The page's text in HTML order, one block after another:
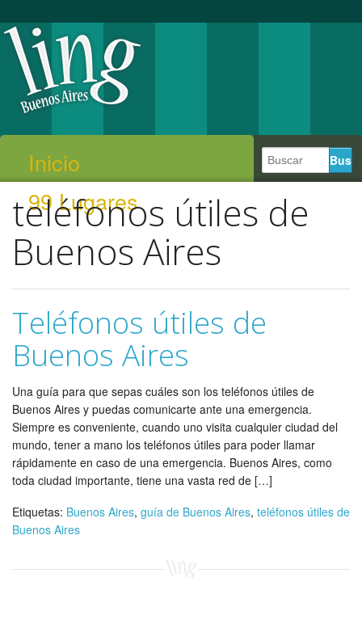
Inicio
99 Lugares
teléfonos útiles de
Buenos Aires
Teléfonos útiles de
Buenos Aires
Una guía para que sepas cuáles son los teléfonos útiles de
Buenos Aires y puedas comunicarte ante una emergencia.
Siempre es conveniente, cuando uno visita cualquier ciudad del
mundo, tener a mano los teléfonos útiles para poder llamar
rápidamente en caso de una emergencia. Buenos Aires, como
toda ciudad importante, tiene una vasta red de […]
Etiquetas: Buenos Aires, guía de Buenos Aires, teléfonos útiles de
Buenos Aires